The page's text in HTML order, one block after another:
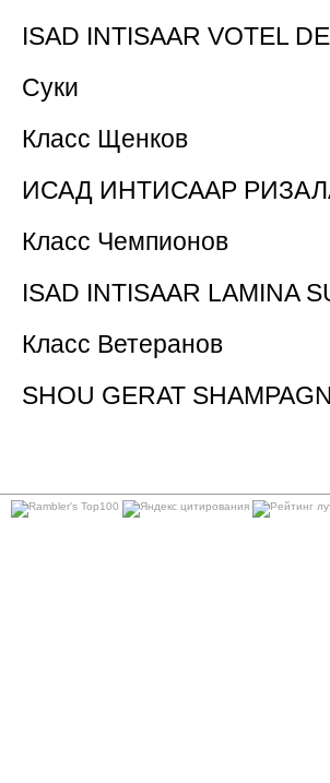
ISAD INTISAAR VOTEL
Суки
Класс Щенков
ИСАД ИНТИСААР
Класс Чемпионов
ISAD INTISAAR LAMINA
Класс Ветеранов
SHOU GERAT